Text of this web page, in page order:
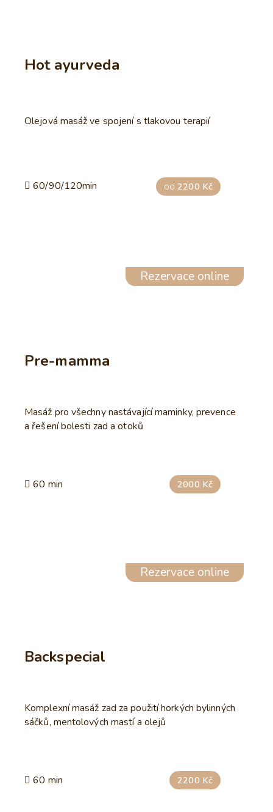
Hot ayurveda
Olejová masáž ve spojení s tlakovou terapií
60/90/120min od 2200 Kč
Rezervace online
Pre-mamma
Masáž pro všechny nastávající maminky, prevence
a řešení bolesti zad a otoků
60 min 2000 Kč
Rezervace online
Backspecial
Komplexní masáž zad za použití horkých bylinných
sáčků, mentolových mastí a olejů
60 min 2200 Kč